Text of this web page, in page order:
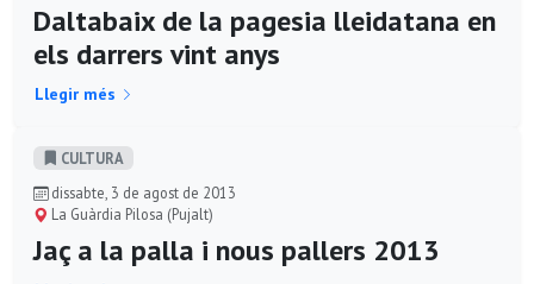
Daltabaix de la pagesia lleidatana en
els darrers vint anys
Llegir més
CULTURA
dissabte, 3 de agost de 2013
La Guàrdia Pilosa (Pujalt)
Jaç a la palla i nous pallers 2013